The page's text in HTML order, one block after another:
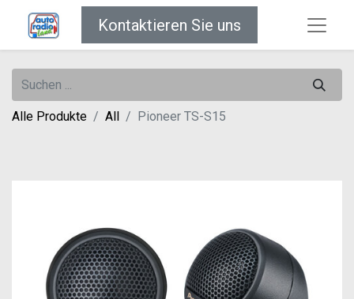
Kontaktieren Sie uns
Alle Produkte All Pioneer TS-S15